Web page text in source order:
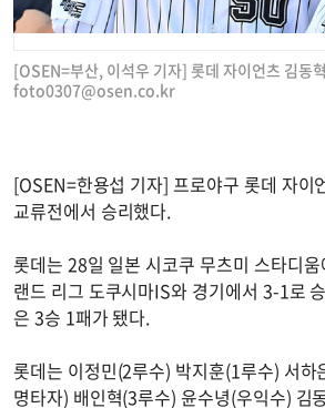
[OSEN=부산, 이석우 기자] 롯데 자이언츠 김
foto0307@osen.co.kr
[OSEN=한용섭 기자] 프로야구 롯데 자이
교류전에서 승리했다.
롯데는 28일 일본 시코쿠 무츠미 스타디
랜드 리그 도쿠시마IS와 경기에서 3-1로
은 3승 1패가 됐다.
롯데는 이정민(2루수) 박지훈(1루수) 서하
명타자) 배인혁(3루수) 윤수녕(우익수) 김